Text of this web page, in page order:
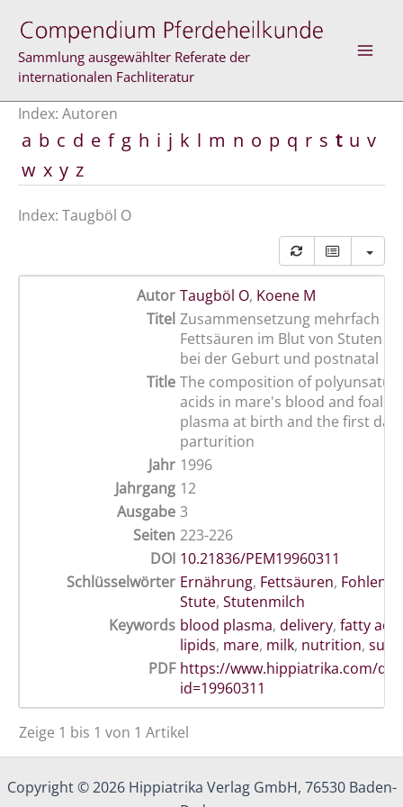
Inhalt
springen
Sammlung ausgewählter Referate der
internationalen Fachliteratur
Index: Autoren
a b c d e f g h i j k l m n o p q r s t u v
w x y z
Index: Taugböl O
Autor Taugböl O, Koene M
Titel Zusammensetzung mehrfach
Fettsäuren im Blut von Stuten
bei der Geburt und postnatal
Title The composition of
acids in mare's blood and foal's
plasma at birth and the first
parturition
Jahr 1996
Jahrgang 12
Ausgabe 3
Seiten 223-226
DOI 10.21836/PEM19960311
Schlüsselwörter Ernährung, Fettsäuren, Fohlen
Stute, Stutenmilch
Keywords blood plasma, delivery, fatty
lipids, mare, milk, nutrition,
PDF https://www.hippiatrika.com/
id=19960311
Zeige 1 bis 1 von 1 Artikel
Copyright © 2026 Hippiatrika Verlag GmbH, 76530 Baden-